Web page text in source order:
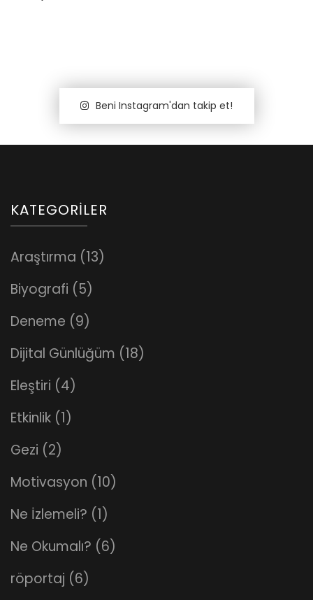
Beni Instagram'dan takip et!
KATEGORILER
Araştırma (13)
Biyografi (5)
Deneme (9)
Dijital Günlüğüm (18)
Eleştiri (4)
Etkinlik (1)
Gezi (2)
Motivasyon (10)
Ne İzlemeli? (1)
Ne Okumalı? (6)
röportaj (6)